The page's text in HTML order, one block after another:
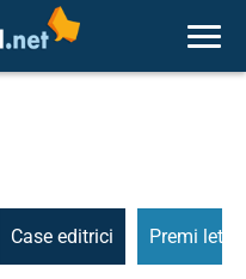
Case editrici Premi